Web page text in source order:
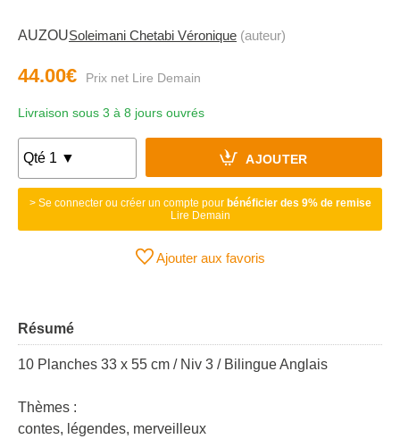
AUZOUSoleimani Chetabi Véronique (auteur)
44.00€
Livraison sous 3 à 8 jours ouvrés
AJOUTER
> Se connecter ou créer un compte pour bénéficier des 9% de remise
Lire Demain
Ajouter aux favoris
Résumé
10 Planches 33 x 55 cm / Niv 3 / Bilingue Anglais
Thèmes :
contes, légendes, merveilleux